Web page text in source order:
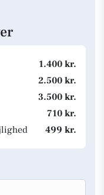
1.400 kr.
2.500 kr.
3.500 kr.
710 kr.
499 kr.